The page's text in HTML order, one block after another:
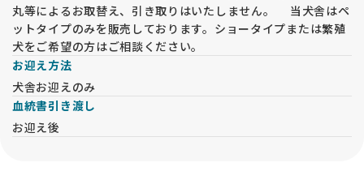
丸等によるお取替え、引き取りはいたしません。 当犬舎はペ
ットタイプのみを販売しております。ショータイプまたは繁殖
犬をご希望の方はご相談ください。
お迎え方法
犬舎お迎えのみ
血統書引き渡し
お迎え後